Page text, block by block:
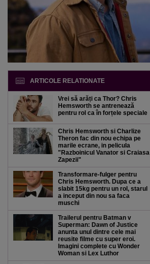
ARTICOLE RELATIONATE
Vrei să arăți ca Thor? Chris
Hemsworth se antrenează
pentru rol ca în forțele speciale
Chris Hemsworth si Charlize
Theron fac din nou echipa pe
marile ecrane, in pelicula
"Razboinicul Vanator si Craiasa
Zapezii"
Transformare-fulger pentru
Chris Hemsworth. Dupa ce a
slabit 15kg pentru un rol, starul
a inceput din nou sa faca
muschi
Trailerul pentru Batman v
Superman: Dawn of Justice
anunta unul dintre cele mai
reusite filme cu super eroi.
Imagini complete cu Wonder
Woman si Lex Luthor